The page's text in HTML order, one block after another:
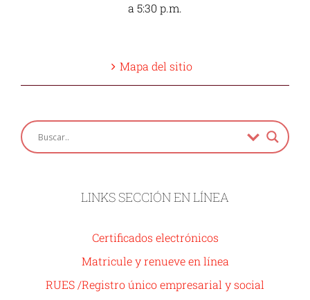
a 5:30 p.m.
Mapa del sitio
LINKS SECCIÓN EN LÍNEA
Certificados electrónicos
Matricule y renueve en línea
RUES /Registro único empresarial y social